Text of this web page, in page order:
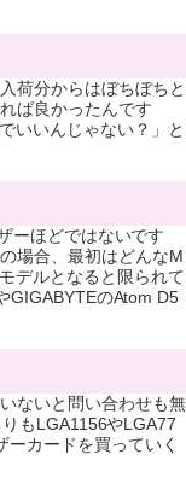
荷分からはぼちぼちと
ば良かったんです
いいんじゃない？」と
ーほどではないです
場合、最初はどんなM
デルとなると限られて
GIGABYTEのAtom D5
ないと問い合わせも無
もLGA1156やLGA77
カードを買っていく